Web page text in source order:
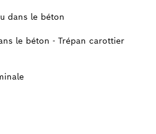
dans le béton
le béton - Trépan carottier